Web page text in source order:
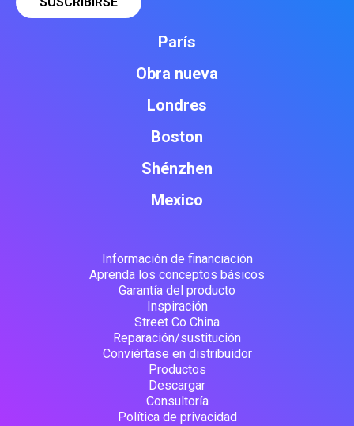
París
Obra nueva
Londres
Boston
Shénzhen
Mexico
Información de financiación
Aprenda los conceptos básicos
Garantía del producto
Inspiración
Street Co China
Reparación/sustitución
Conviértase en distribuidor
Productos
Descargar
Consultoría
Política de privacidad